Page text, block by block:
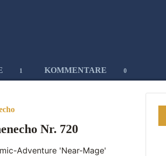
1 KOMMENTARE 0
Nr. 720
Adventure 'Near-Mage'